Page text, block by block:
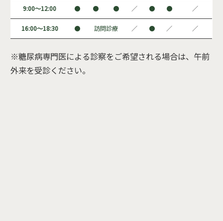
9:00～12:00
● ● ● ／ ● ● ／
16:00～18:30 ● 訪問診療 ／ ● ／ ／
※糖尿病専門医による診察をご希望される場合は、午前
外来を受診ください。